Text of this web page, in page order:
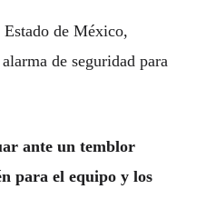
de México,
alarma de seguridad para
ante un temblor
para el equipo y los